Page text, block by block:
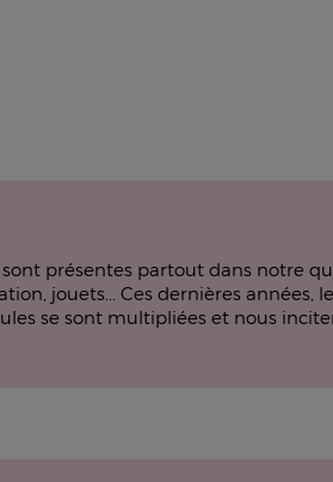
présentes partout dans notre
jouets... Ces dernières années,
se sont multipliées et nous